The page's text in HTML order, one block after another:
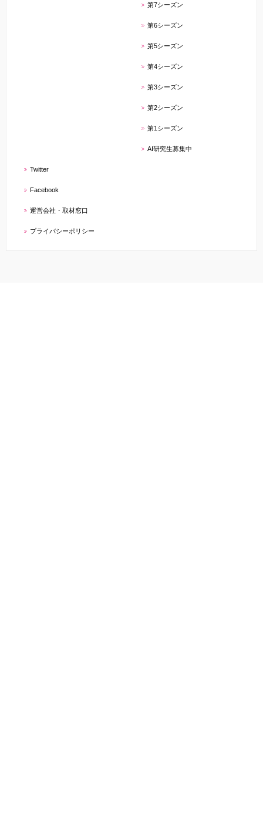
第7シーズン
第6シーズン
第5シーズン
第4シーズン
第3シーズン
第2シーズン
第1シーズン
AI研究生募集中
Twitter
Facebook
運営会社・取材窓口
プライバシーポリシー